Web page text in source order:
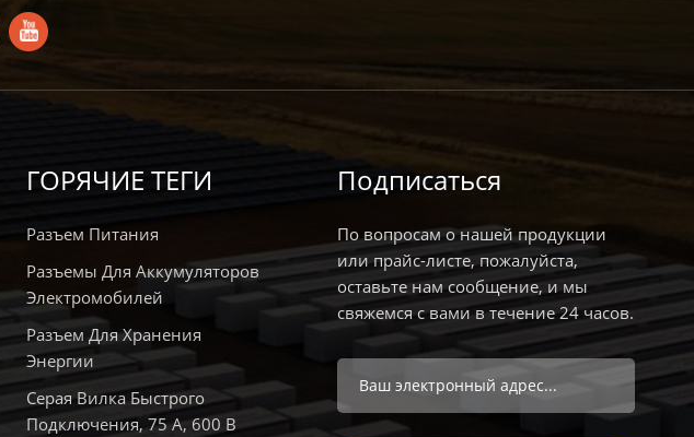
ГОРЯЧИЕ ТЕГИ
Разъем Питания
Разъемы Для Аккумуляторов
Электромобилей
Разъем Для Хранения
Энергии
Серая Вилка Быстрого
Подключения, 75 А, 600 В
Подписаться
По вопросам о нашей продукции
или прайс-листе, пожалуйста,
оставьте нам сообщение, и мы
свяжемся с вами в течение 24 часов.